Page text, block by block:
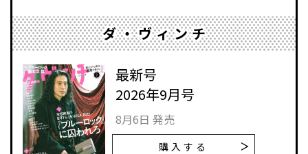
ダ・ヴィンチ
最新号
2026年9月号
8月6日 発売
購入する